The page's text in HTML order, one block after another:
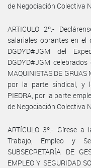
de Negociación Colectiva
ARTICULO 2º.-
salariales obrantes en el
DGDYD#JGM del
DGDYD#JGM celebrados
MAQUINISTAS DE GRUAS
por la parte sindical, y
PIEDRA, por la parte
de Negociación Colectiva
ARTÍCULO 3º.- Gírese
Trabajo, Empleo y
SUBSECRETARÍA DE
EMPLEO Y SEGURIDAD